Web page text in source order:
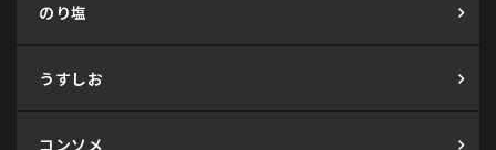
のり塩
うすしお
コンソメ